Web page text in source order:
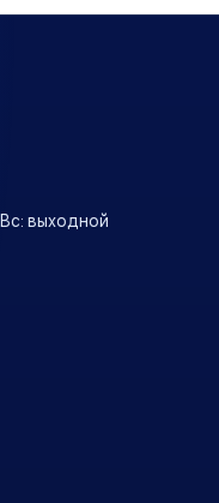
Вс: выходной